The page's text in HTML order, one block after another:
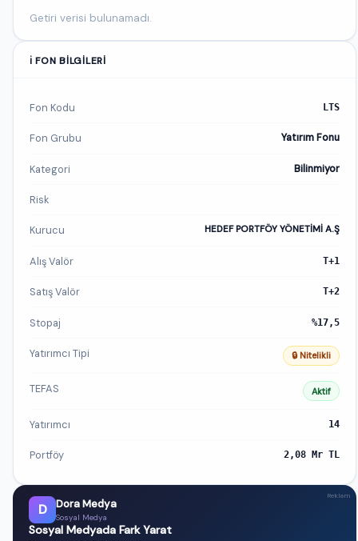
Getiri verisi bulunamadı.
ℹ️ FON BILGILERI
Fon Kodu LTS
Fon Grubu Yatırım Fonu
Kategori Bilinmiyor
Risk
Kurucu HEDEF PORTFÖY YÖNETİMİ A.Ş
Alış Valör T+1
Satış Valör T+2
Stopaj %17,5
Yatırımcı Tipi 🔒 Nitelikli
TEFAS Aktif
Yatırımcı 14
Portföy 2,08 Mr TL
D Dora Medya
Sosyal Medya
Sosyal Medyada Fark Yarat
Reklam